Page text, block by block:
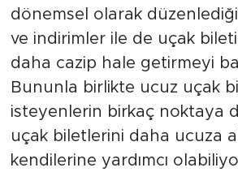
dönemsel olarak
ve indirimler ile de uçak bileti
daha cazip hale getirmeyi
Bununla birlikte ucuz uçak
isteyenlerin birkaç noktaya
uçak biletlerini daha ucuza
kendilerine yardımcı